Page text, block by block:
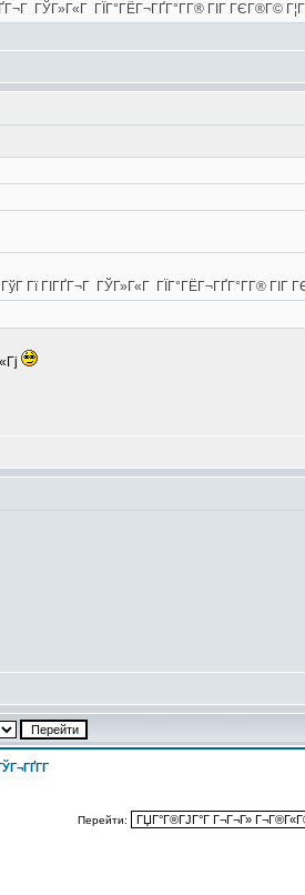
ГЎГ»Г«Г ГЇГ°ГЁГ¬ГҐГ°Г­Г® ГІГ ГЄГ®Г©
Гї ГІГҐГ¬Г ГЎГ»Г«Г ГЇГ°ГЁГ¬ГҐГ°Г­Г® ГІГ
Перейти: